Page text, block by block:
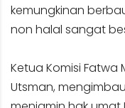
kemungkinan
non halal sangat
Ketua Komisi Fatwa
Utsman,